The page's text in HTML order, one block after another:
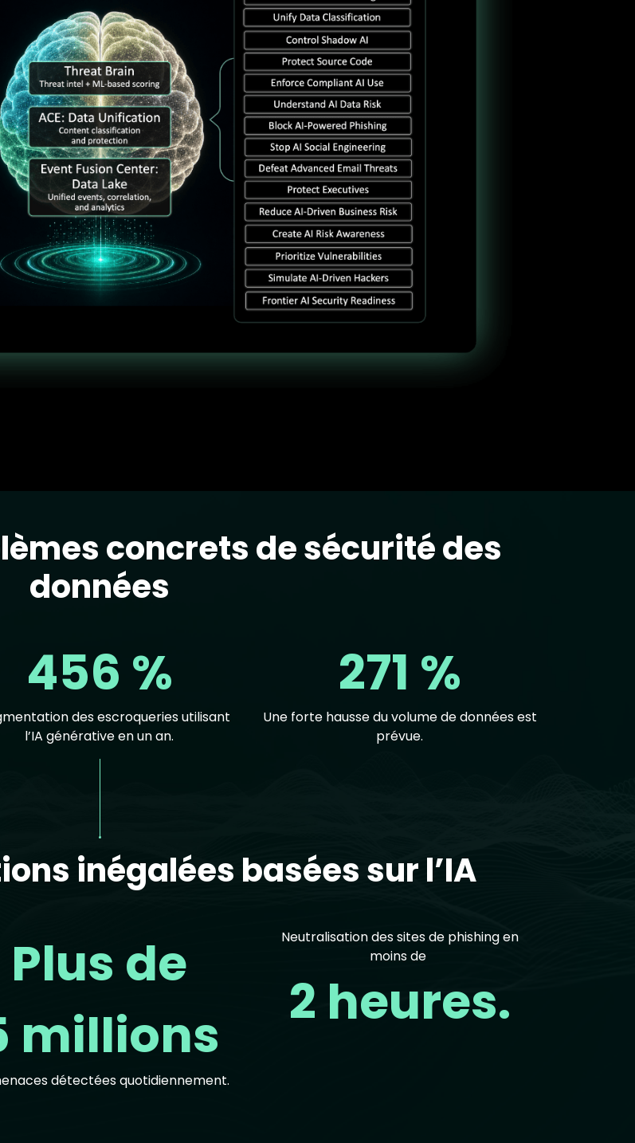
concrets de sécurité des
données
456 %
des escroqueries utilisant
l’IA générative en un an.
271 %
Une forte hausse du volume de données est
prévue.
inégalées basées sur l’IA
Plus de
millions
détectées quotidiennement.
Neutralisation des sites de phishing en
moins de
2 heures.